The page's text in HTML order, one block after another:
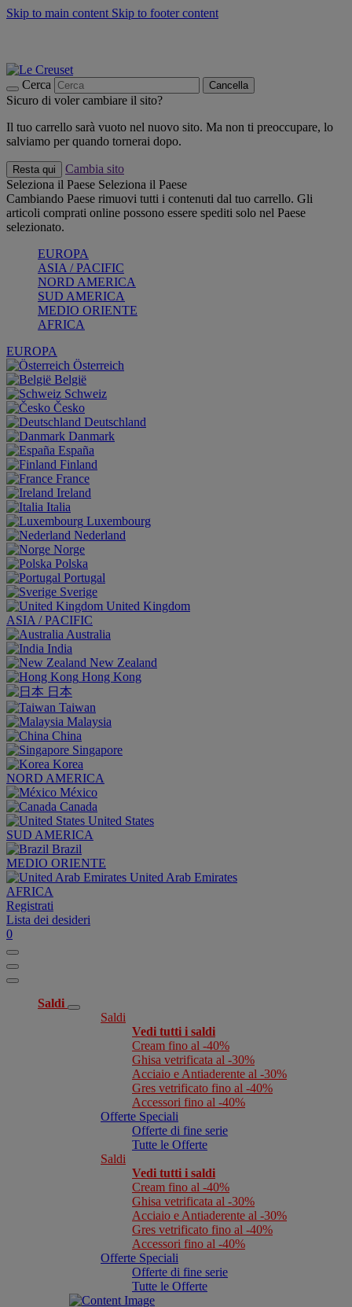
Skip to main content Skip to footer content
Cerca Cancella
Sicuro di voler cambiare il sito?
Il tuo carrello sarà vuoto nel nuovo sito. Ma non ti preoccupare, lo
salviamo per quando tornerai dopo.
Resta qui
Cambia sito
Seleziona il Paese Seleziona il Paese
Cambiando Paese rimuovi tutti i contenuti dal tuo carrello. Gli
articoli comprati online possono essere spediti solo nel Paese
selezionato.
EUROPA
ASIA / PACIFIC
NORD AMERICA
SUD AMERICA
MEDIO ORIENTE
AFRICA
EUROPA
Österreich
België
Schweiz
Česko
Deutschland
Danmark
España
Finland
France
Ireland
Italia
Luxembourg
Nederland
Norge
Polska
Portugal
Sverige
United Kingdom
ASIA / PACIFIC
Australia
India
New Zealand
Hong Kong
日本
Taiwan
Malaysia
China
Singapore
Korea
NORD AMERICA
México
Canada
United States
SUD AMERICA
Brazil
MEDIO ORIENTE
United Arab Emirates
AFRICA
Registrati
Lista dei desideri
0
Saldi
Saldi
Vedi tutti i saldi
Cream fino al -40%
Ghisa vetrificata al -30%
Acciaio e Antiaderente al -30%
Gres vetrificato fino al -40%
Accessori fino al -40%
Offerte Speciali
Offerte di fine serie
Tutte le Offerte
Saldi
Vedi tutti i saldi
Cream fino al -40%
Ghisa vetrificata al -30%
Acciaio e Antiaderente al -30%
Gres vetrificato fino al -40%
Accessori fino al -40%
Offerte Speciali
Offerte di fine serie
Tutte le Offerte